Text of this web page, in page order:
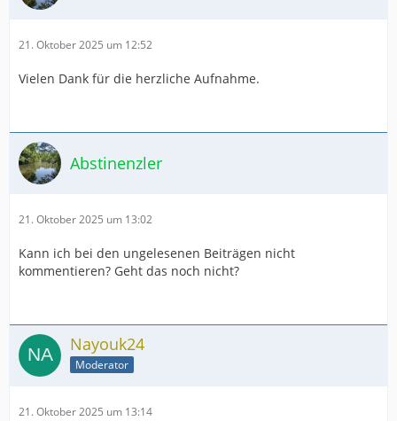
21. Oktober 2025 um 12:52
Vielen Dank für die herzliche Aufnahme.
Abstinenzler
21. Oktober 2025 um 13:02
Kann ich bei den ungelesenen Beiträgen nicht
kommentieren? Geht das noch nicht?
Nayouk24
Moderator
21. Oktober 2025 um 13:14